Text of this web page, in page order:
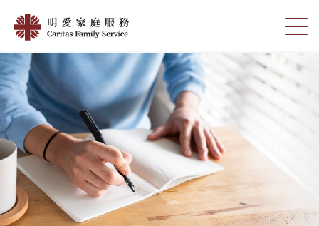
main
content
切
换
选
单
明
家
庭
服
務